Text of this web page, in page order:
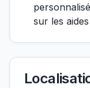
sur les